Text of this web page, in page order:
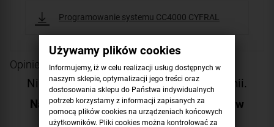
Programowanie systemu CC4000 CYFRAL
Opinie o produkcie
Niestety produkt nie posiada żadnej opinii.
Napisz pierwszą opinię i pomóż innym w
wyborze!
Używamy plików cookies
Informujemy, iż w celu realizacji usług dostępnych w
naszym sklepie, optymalizacji jego treści oraz
dostosowania sklepu do Państwa indywidualnych
potrzeb korzystamy z informacji zapisanych za
pomocą plików cookies na urządzeniach końcowych
użytkowników. Pliki cookies można kontrolować za